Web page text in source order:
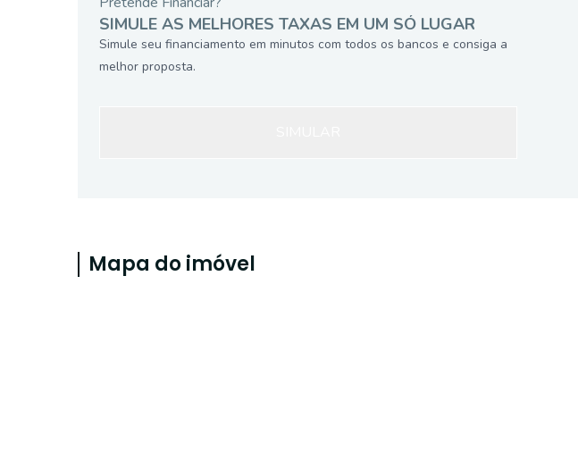
SIMULE AS MELHORES TAXAS EM UM SÓ LUGAR
Simule seu financiamento em minutos com todos os bancos e consiga a
melhor proposta.
Mapa do imóvel